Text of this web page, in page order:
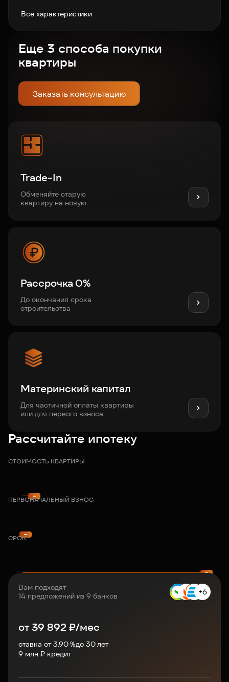
Все характеристики
Еще 3 способа покупки
квартиры
Заказать консультацию
Trade-In
Обменяйте старую
квартиру на новую
Рассрочка 0%
До окончания срока
строительства
Материнский капитал
Для частичной оплаты квартиры
или для первого взноса
Рассчитайте ипотеку
СТОИМОСТЬ КВАРТИРЫ
ПЕРВОНАЧАЛЬНЫЙ ВЗНОС
СРОК
Вам подходят
14 предложений из 9 банков
+6
от39 892₽/мес
ставка от 3.90 %до 30лет
9 млн ₽ кредит